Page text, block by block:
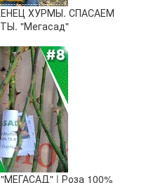
ХУРМЫ. СПАСАЕМ
"Мегасад"
| Роза 100%